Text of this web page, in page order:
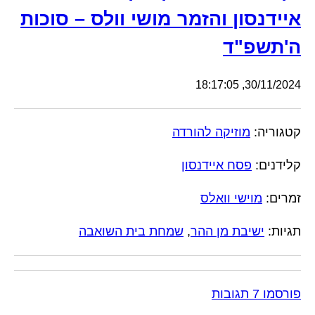
איידנסון והזמר מושי וולס – סוכות
ה'תשפ"ד
30/11/2024, 18:17:05
קטגוריה: מוזיקה להורדה
קלידנים: פסח איידנסון
זמרים: מוישי וואלס
תגיות: ישיבת מן ההר, שמחת בית השואבה
פורסמו 7 תגובות